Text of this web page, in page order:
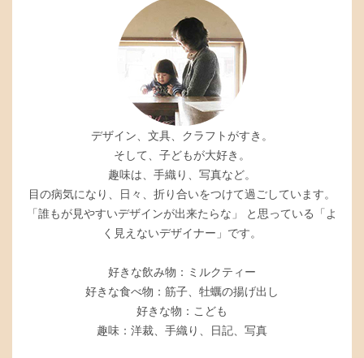
デザイン、文具、クラフトがすき。
そして、子どもが大好き。
趣味は、手織り、写真など。
目の病気になり、日々、折り合いをつけて過ごしています。
「誰もが見やすいデザインが出来たらな」 と思っている「よ
く見えないデザイナー」です。
好きな飲み物：ミルクティー
好きな食べ物：筋子、牡蠣の揚げ出し
好きな物：こども
趣味：洋裁、手織り、日記、写真